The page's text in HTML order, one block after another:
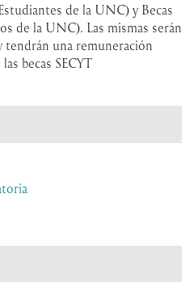
de la UNC) y Becas
de la UNC). Las mismas serán
tendrán una remuneración
becas SECYT